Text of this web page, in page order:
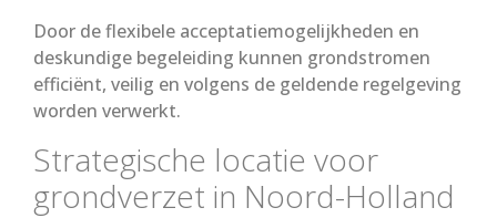
Door de flexibele acceptatiemogelijkheden en
deskundige begeleiding kunnen grondstromen
efficiënt, veilig en volgens de geldende regelgeving
worden verwerkt.
Strategische locatie voor
grondverzet in Noord-Holland